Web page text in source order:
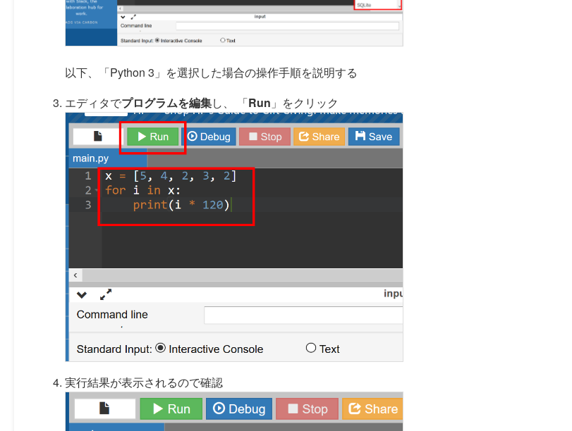
以下、「Python 3」を選択した場合の操作手順を説明する
エディタでプログラムを編集し、 「Run 」をクリック
実行結果が表示されるので確認